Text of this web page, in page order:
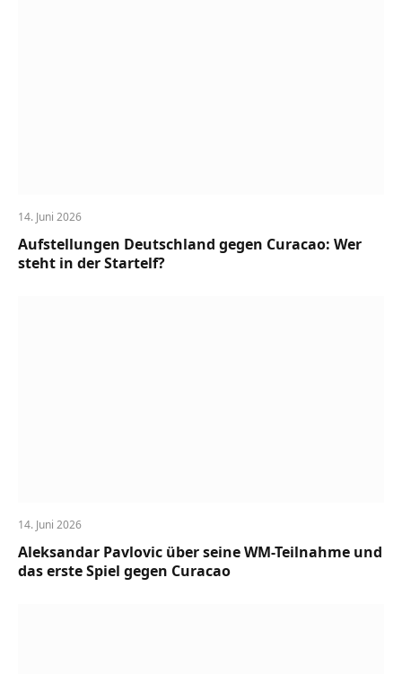
14. Juni 2026
Aufstellungen Deutschland gegen Curacao: Wer
steht in der Startelf?
14. Juni 2026
Aleksandar Pavlovic über seine WM-Teilnahme und
das erste Spiel gegen Curacao